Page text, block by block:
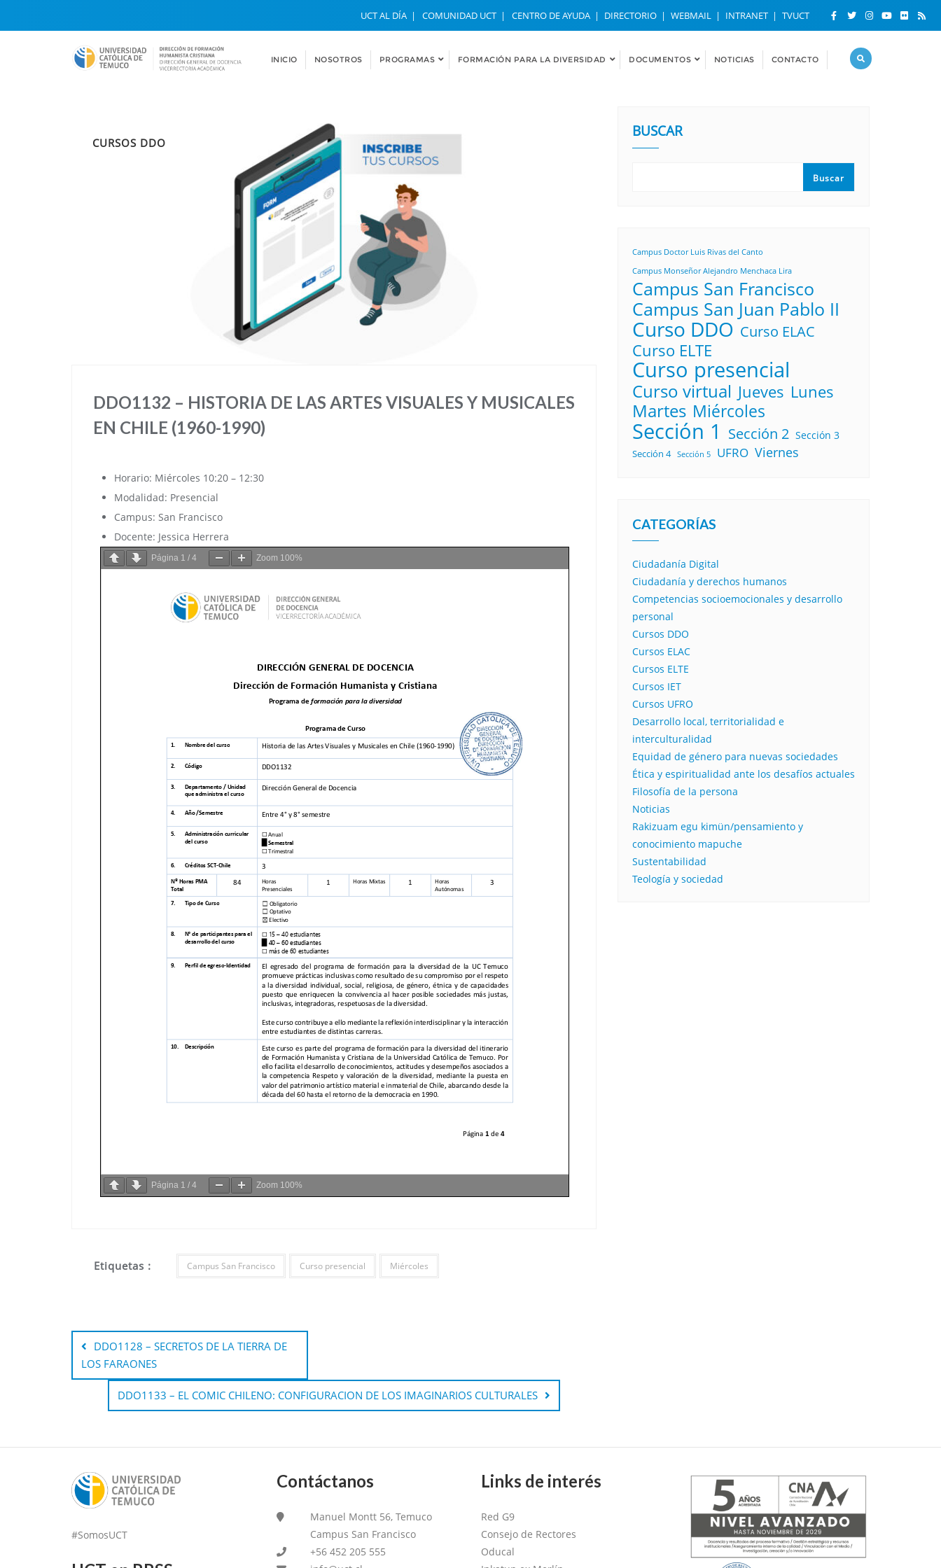
UCT AL DÍA COMUNIDAD UCT CENTRO DE AYUDA DIRECTORIO WEBMAIL INTRANET TVUCT
INICIO NOSOTROS PROGRAMAS FORMACIÓN PARA LA DIVERSIDAD DOCUMENTOS NOTICIAS CONTACTO
CURSOS DDO
DDO1132 – HISTORIA DE LAS ARTES VISUALES Y MUSICALES
EN CHILE (1960-1990)
Horario: Miércoles 10:20 – 12:30
Modalidad: Presencial
Campus: San Francisco
Docente: Jessica Herrera
Página 1 / 4 Zoom 100%
Página 1 / 4 Zoom 100%
Etiquetas : Campus San Francisco Curso presencial Miércoles
DDO1128 – SECRETOS DE LA TIERRA DE
LOS FARAONES
DDO1133 – EL COMIC CHILENO: CONFIGURACION DE LOS IMAGINARIOS CULTURALES
BUSCAR
Buscar
Campus Doctor Luis Rivas del Canto
Campus Monseñor Alejandro Menchaca Lira
Campus San Francisco
Campus San Juan Pablo II
Curso DDO Curso ELAC
Curso ELTE
Curso presencial
Curso virtual Jueves Lunes
Martes Miércoles
Sección 1 Sección 2 Sección 3
Sección 4 Sección 5 UFRO Viernes
CATEGORÍAS
Ciudadanía Digital
Ciudadanía y derechos humanos
Competencias socioemocionales y desarrollo
personal
Cursos DDO
Cursos ELAC
Cursos ELTE
Cursos IET
Cursos UFRO
Desarrollo local, territorialidad e
interculturalidad
Equidad de género para nuevas sociedades
Ética y espiritualidad ante los desafíos actuales
Filosofía de la persona​
Noticias
Rakizuam egu kimün/pensamiento y
conocimiento mapuche
Sustentabilidad
Teología y sociedad
#SomosUCT
Contáctanos
Manuel Montt 56, Temuco
Campus San Francisco
+56 452 205 555
Links de interés
Red G9
Consejo de Rectores
Oducal